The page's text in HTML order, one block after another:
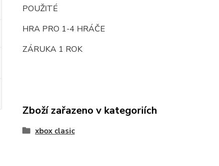
POUŽITÉ
HRA PRO 1-4 HRÁČE
ZÁRUKA 1 ROK
Zboží zařazeno v kategoriích
xbox clasic